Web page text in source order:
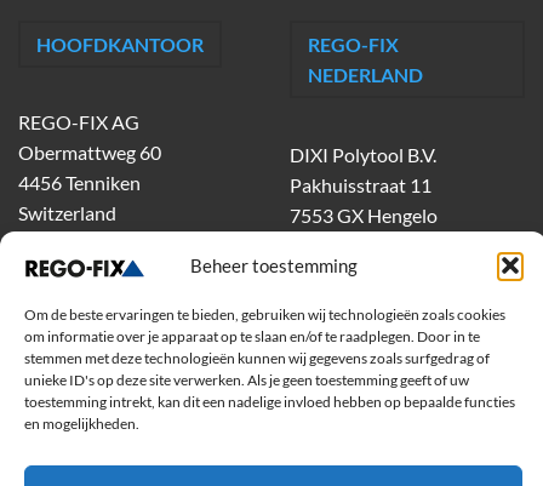
Beheer toestemming
Om de beste ervaringen te bieden, gebruiken wij technologieën zoals cookies
om informatie over je apparaat op te slaan en/of te raadplegen. Door in te
stemmen met deze technologieën kunnen wij gegevens zoals surfgedrag of
unieke ID's op deze site verwerken. Als je geen toestemming geeft of uw
toestemming intrekt, kan dit een nadelige invloed hebben op bepaalde functies
en mogelijkheden.
HOOFDKANTOOR
REGO-FIX AG
Obermattweg 60
4456 Tenniken
Switzerland
REGO-FIX
NEDERLAND
DIXI Polytool B.V.
Pakhuisstraat 11
7553 GX Hengelo
dixiholland@dixi.com
www.dixipolytool.com
Volg ons op Youtube
Volg ons op Linkedin